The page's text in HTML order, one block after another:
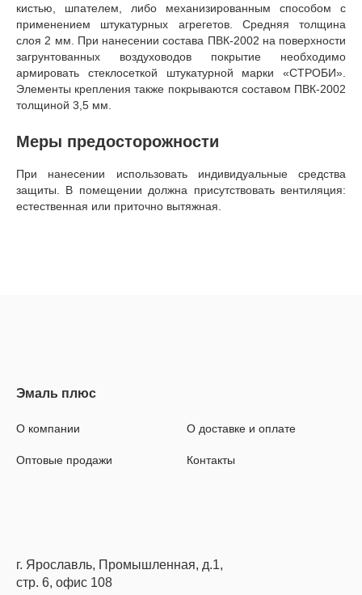
кистью, шпателем, либо механизированным способом с
применением штукатурных агрегетов. Средняя толщина
слоя 2 мм. При нанесении состава ПВК-2002 на поверхности
загрунтованных воздуховодов покрытие необходимо
армировать стеклосеткой штукатурной марки «СТРОБИ».
Элементы крепления также покрываются составом ПВК-2002
толщиной 3,5 мм.
Меры предосторожности
При нанесении использовать индивидуальные средства
защиты. В помещении должна присутствовать вентиляция:
естественная или приточно вытяжная.
О компании
Оптовые продажи
О доставке и оплате
Контакты
г. Ярославль, Промышленная, д.1,
стр. 6, офис 108